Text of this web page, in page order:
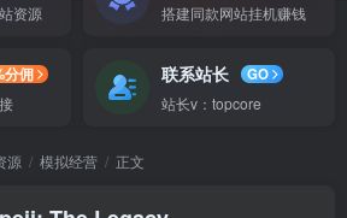
资源
搭建同款网站挂机赚钱
分佣
联系站长
GO
站长v：topcore
源 模拟经营 正文